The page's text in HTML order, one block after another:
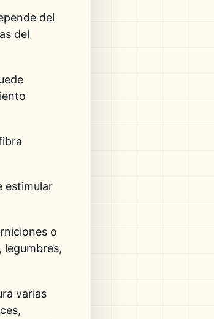
del
del
estimular
o
varias